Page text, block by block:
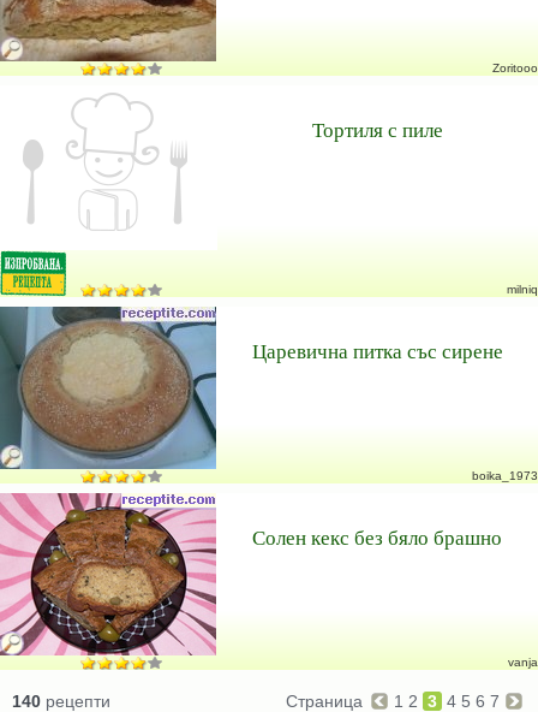
Zoritooo
Тортиля с пиле
milniq
Царевична питка със сирене
boika_1973
Солен кекс без бяло брашно
vanja
140 рецепти Страница 1 2 3 4 5 6 7